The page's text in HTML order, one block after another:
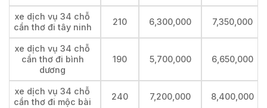
xe dịch vụ 34 chỗ
cần thơ đi tây ninh
210 6,300,000 7,350,000
xe dịch vụ 34 chỗ
cần thơ đi bình
dương
190 5,700,000 6,650,000
xe dịch vụ 34 chỗ
cần thơ đi mộc bài
240 7,200,000 8,400,000